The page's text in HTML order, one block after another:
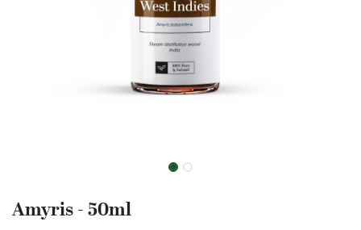
Amyris - 50ml